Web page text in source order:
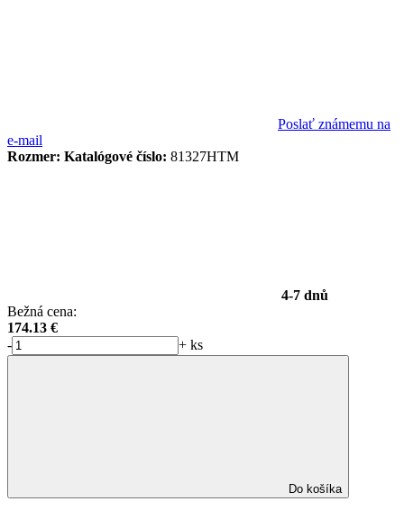
Poslať známemu na
e-mail
Rozmer: Katalógové číslo: 81327HTM
4-7 dnů
Bežná cena:
174.13 €
-
+ ks
Do košíka